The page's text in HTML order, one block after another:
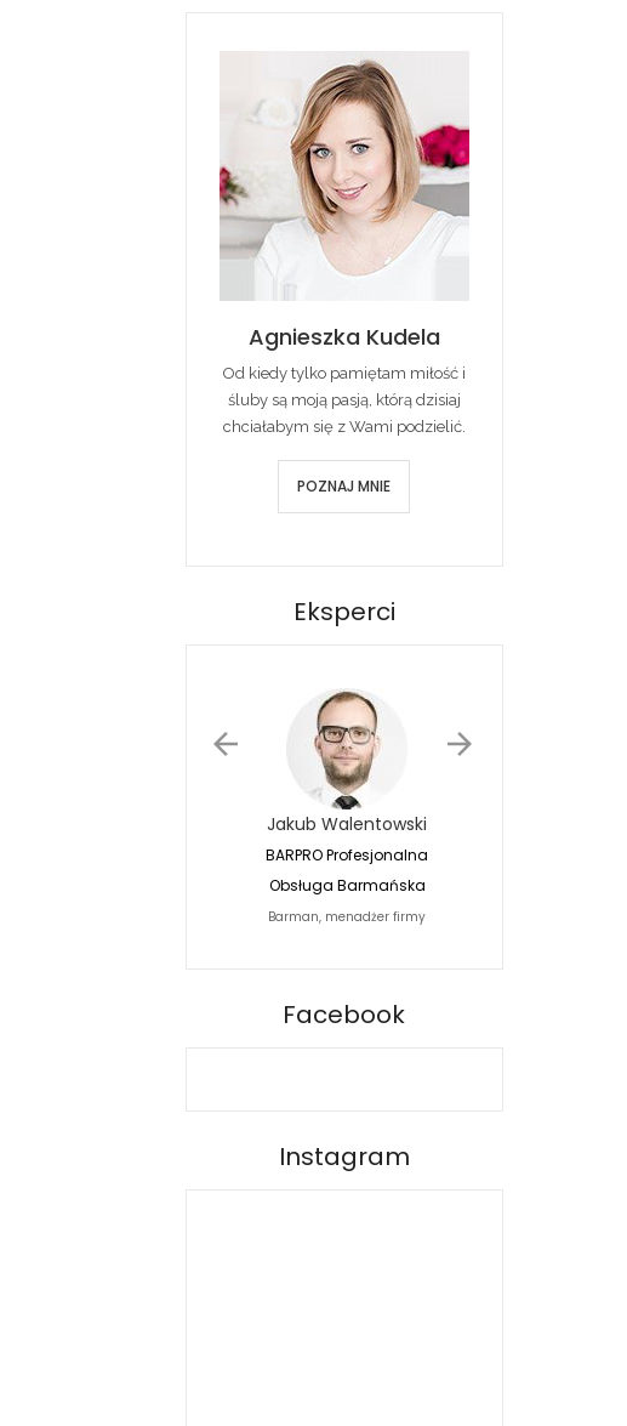
Agnieszka Kudela
Od kiedy tylko pamiętam miłość i
śluby są moją pasją, którą dzisiaj
chciałabym się z Wami podzielić.
POZNAJ MNIE
Eksperci
Jakub Walentowski
BARPRO Profesjonalna
Obsługa Barmańska
Barman, menadżer firmy
Facebook
Instagram